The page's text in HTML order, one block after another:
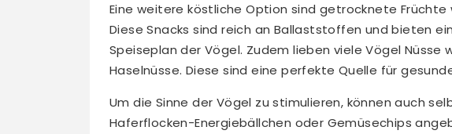
Eine weitere köstliche Option sind getrocknete Früchte
Diese Snacks sind reich an Ballaststoffen und bieten
Speiseplan der Vögel. Zudem lieben viele Vögel Nüsse
Haselnüsse. Diese sind eine perfekte Quelle für
Um die Sinne der Vögel zu stimulieren, können auch
Haferflocken-Energiebällchen oder Gemüsechips